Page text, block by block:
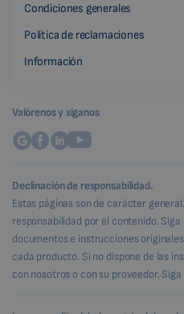
Condiciones generales
Política de reclamaciones
Información
Valórenos y síganos
Declinación de responsabilidad.
Estas páginas son de carácter
responsabilidad por el contenido.
documentos e instrucciones
cada producto. Si no dispone de las
con nosotros o con su proveedor.